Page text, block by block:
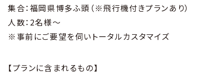
集合：福岡県博多ふ頭（※飛行機付きプランあり）
人数：2名様〜
※事前にご要望を伺いトータルカスタマイズ
【プランに含まれるもの】